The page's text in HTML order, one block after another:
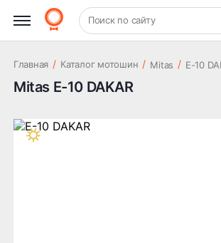
+7 (831) 261-35-35 Шиномонтаж
Поиск по сайту
Главная / Каталог мотошин / Mitas / E-10
Mitas E-10 DAKAR